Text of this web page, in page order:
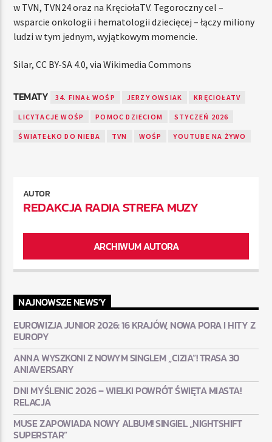
w TVN, TVN24 oraz na KręciołaTV. Tegoroczny cel –
wsparcie onkologii i hematologii dziecięcej – łączy miliony
ludzi w tym jednym, wyjątkowym momencie.
Silar, CC BY-SA 4.0, via Wikimedia Commons
TEMATY 34. FINAŁ WOŚP JERZY OWSIAK KRĘCIOŁATV
LICYTACJE WOŚP POMOC DZIECIOM STYCZEŃ 2026
ŚWIATEŁKO DO NIEBA TVN WOŚP YOUTUBE NA ŻYWO
AUTOR
REDAKCJA RADIA STREFA MUZY
ARCHIWUM AUTORA
NAJNOWSZE NEWS'Y
EUROWIZJA JUNIOR 2026: 16 KRAJÓW, NOWA PORA I HITY Z
EUROPY
ANNA WYSZKONI Z NOWYM SINGLEM „CIZIA”! TRASA 30
ANIAVERSARY
DNI MYŚLENIC 2026 – WIELKI POWRÓT ŚWIĘTA MIASTA!
RELACJA
MUSE ZAPOWIADA NOWY ALBUM! SINGIEL „NIGHTSHIFT
SUPERSTAR”